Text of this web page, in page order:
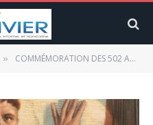
» COMMÉMORATION DES 502 ANS DE LA RÉVOLUTION PROTESTANTE